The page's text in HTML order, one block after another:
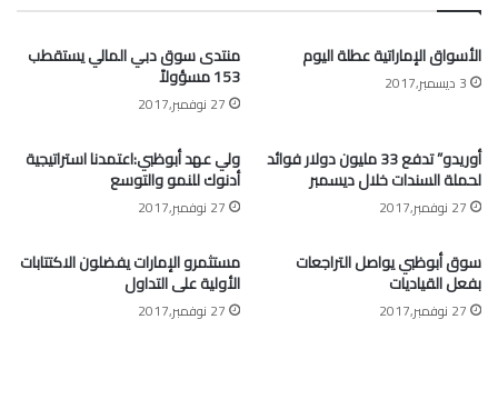
الأسواق الإماراتية عطلة اليوم
3 ديسمبر,2017
منتدى سوق دبي المالي يستقطب
153 مسؤولاً
27 نوفمبر,2017
أوريدو” تدفع 33 مليون دولار فوائد
لحملة السندات خلال ديسمبر
27 نوفمبر,2017
ولي عهد أبوظبي:اعتمدنا استراتيجية
أدنوك للنمو والتوسع
27 نوفمبر,2017
سوق أبوظبي يواصل التراجعات
بفعل القياديات
27 نوفمبر,2017
مستثمرو الإمارات يفضلون الاكتتابات
الأولية على التداول
27 نوفمبر,2017